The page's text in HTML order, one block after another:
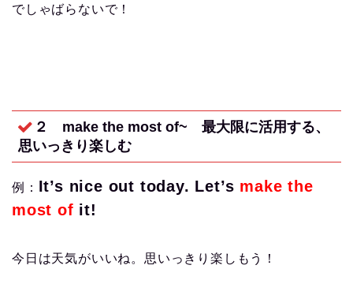
でしゃばらないで！
２ make the most of~ 最大限に活用する、
思いっきり楽しむ
例： It’s nice out today. Let’s make the
most of it!
今日は天気がいいね。思いっきり楽しもう！